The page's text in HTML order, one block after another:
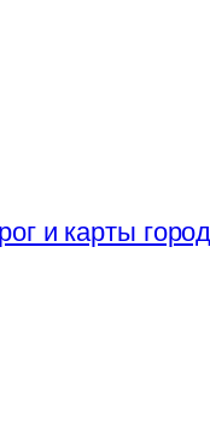
и карты